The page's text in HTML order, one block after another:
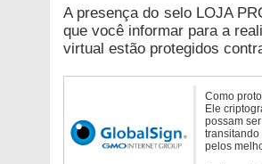
A presença do selo LOJA
que você informar para a
virtual estão protegidos
Como
Ele
possam
transitando
pelos